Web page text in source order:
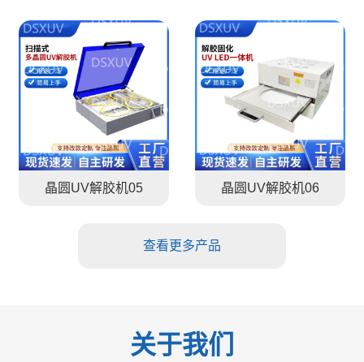
晶圆UV解胶机05 晶圆UV解胶机06
查看更多产品
关于我们